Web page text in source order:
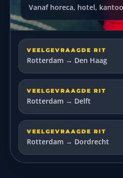
Vanaf horeca, hotel,
VEELGEVRAAGDE RIT
Rotterdam → Den Haag
VEELGEVRAAGDE RIT
Rotterdam → Delft
VEELGEVRAAGDE RIT
Rotterdam → Dordrecht